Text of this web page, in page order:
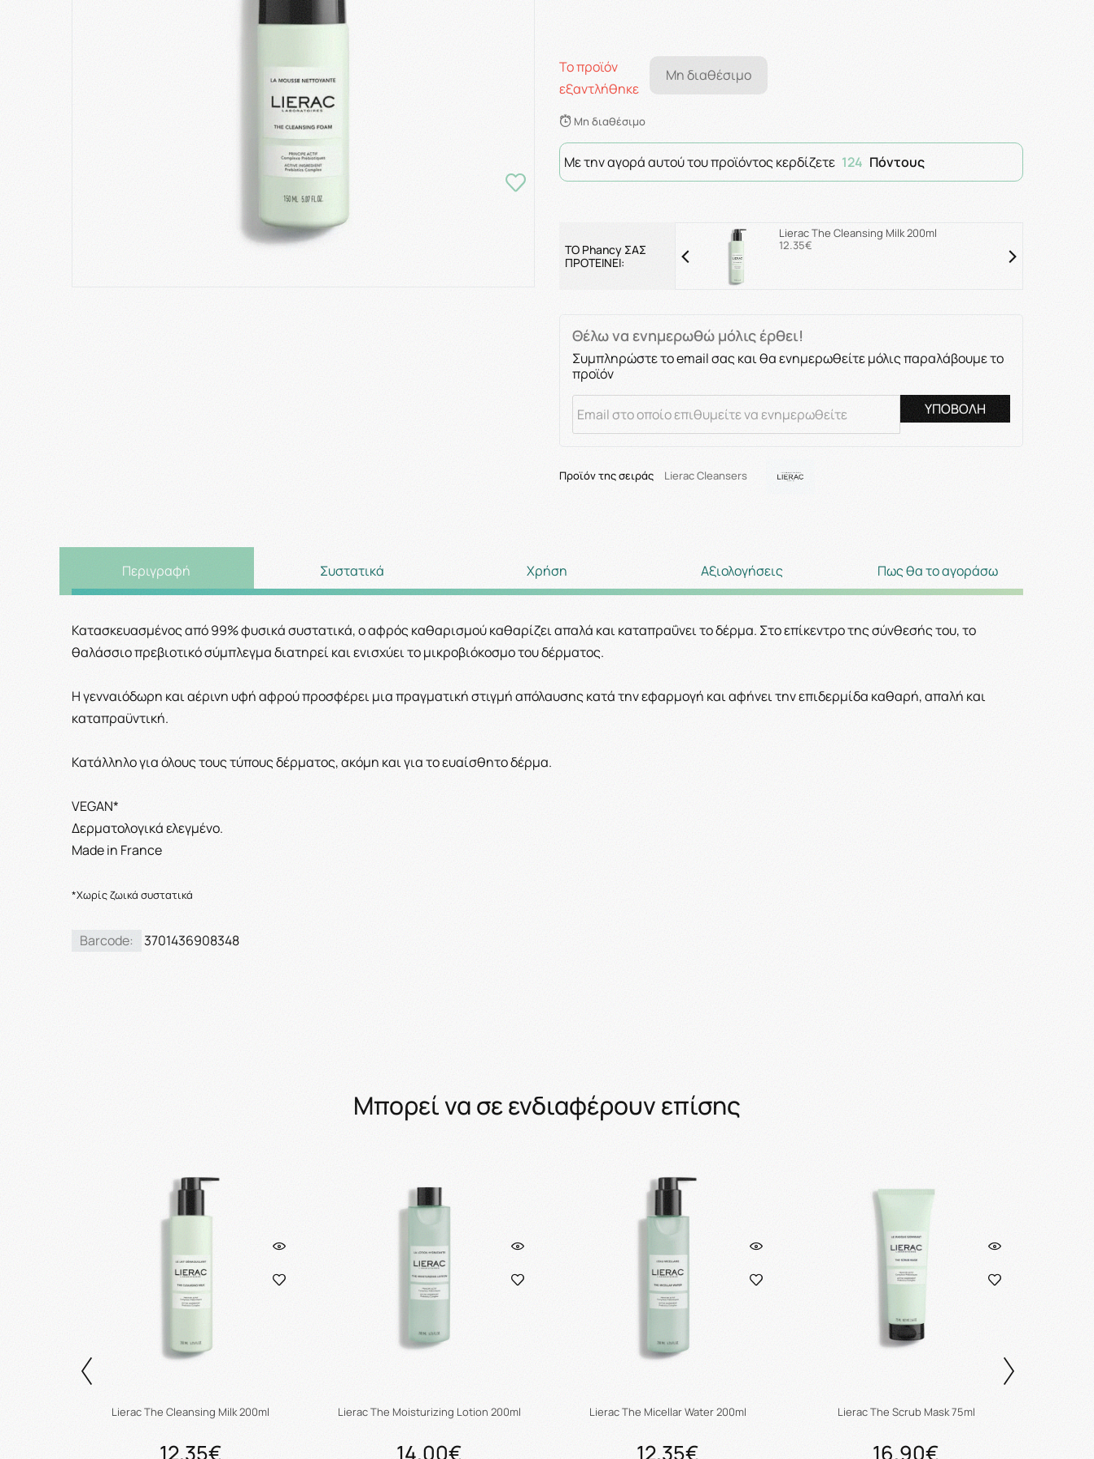
Το προϊόν
εξαντλήθηκε
Μη διαθέσιμο
Μη διαθέσιμο
Με την αγορά αυτού του προϊόντος κερδίζετε 124 Πόντους
ΤΟ Phancy ΣΑΣ
ΠΡΟΤΕΙΝΕΙ:
Lierac The Cleansing Milk 200ml
12.35€
Θέλω να ενημερωθώ μόλις έρθει!
Συμπληρώστε το email σας και θα ενημερωθείτε μόλις παραλάβουμε το
προϊόν
ΥΠΟΒΟΛΗ
Προϊόν της σειράς Lierac Cleansers
Περιγραφή Συστατικά Χρήση Αξιολογήσεις Πως θα το αγοράσω
Κατασκευασμένος από 99% φυσικά συστατικά, ο αφρός καθαρισμού καθαρίζει απαλά και καταπραΰνει το δέρμα. Στο επίκεντρο της σύνθεσής του, το
θαλάσσιο πρεβιοτικό σύμπλεγμα διατηρεί και ενισχύει το μικροβιόκοσμο του δέρματος.
Η γενναιόδωρη και αέρινη υφή αφρού προσφέρει μια πραγματική στιγμή απόλαυσης κατά την εφαρμογή και αφήνει την επιδερμίδα καθαρή, απαλή και
καταπραϋντική.
Κατάλληλο για όλους τους τύπους δέρματος, ακόμη και για το ευαίσθητο δέρμα.
VEGAN*
Δερματολογικά ελεγμένο.
Made in France
*Χωρίς ζωικά συστατικά
Barcode: 3701436908348
Μπορεί να σε ενδιαφέρουν επίσης
Lierac The Cleansing Milk 200ml
12.35€
Lierac The Moisturizing Lotion 200ml
14.00€
Lierac The Micellar Water 200ml
12.35€
Lierac The Scrub Mask 75ml
16.90€